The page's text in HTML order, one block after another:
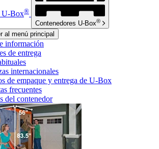
U-Box®
Contenedores U-Box®
al menú principal
información
de entrega
internacionales
de empaque y entrega de U-Box
frecuentes
del contenedor